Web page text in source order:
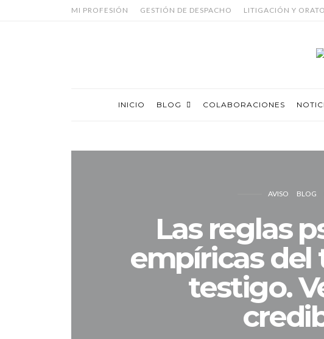
MI PROFESIÓN GESTIÓN DE DESPACHO LITIGACIÓN Y
INICIO BLOG COLABORACIONES
AVISO BLOG
Las reglas
empíricas
testigo.